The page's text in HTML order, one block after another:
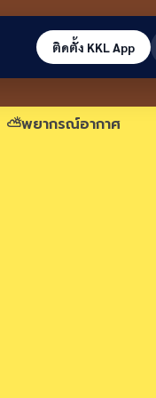
⛅พยากรณ์อากาศ
ติดตั้ง KKL App